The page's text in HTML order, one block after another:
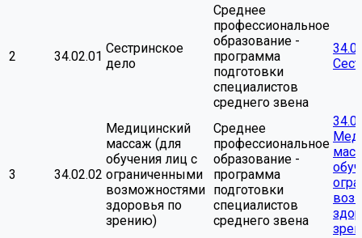
2 34.02.01
Сестринское
дело
Среднее
профессиональное
образование -
программа
подготовки
специалистов
среднего звена
3 34.02.02
Медицинский
массаж (для
обучения лиц с
ограниченными
возможностями
здоровья по
зрению)
Среднее
профессиональное
образование -
программа
подготовки
специалистов
среднего звена